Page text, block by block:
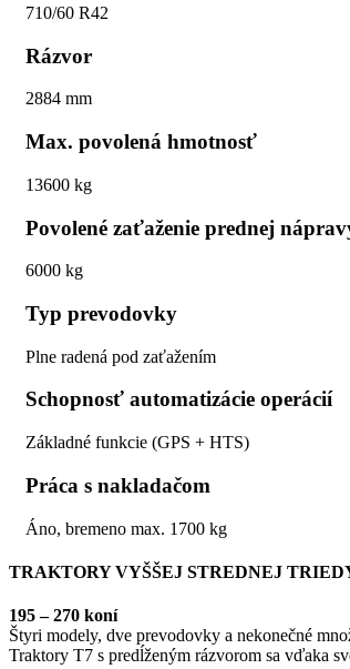
710/60 R42
Rázvor
2884 mm
Max. povolená hmotnosť
13600 kg
Povolené zaťaženie prednej
6000 kg
Typ prevodovky
Plne radená pod zaťažením
Schopnosť automatizácie operácií
Základné funkcie (GPS + HTS)
Práca s nakladačom
Áno, bremeno max. 1700 kg
TRAKTORY VYŠŠEJ STREDNEJ
195 – 270 koní
Štyri modely, dve prevodovky a nekonečné
Traktory T7 s predĺženým rázvorom sa vďaka